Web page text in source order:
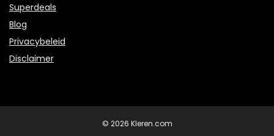
Superdeals
Blog
Privacybeleid
Disclaimer
© 2026 Kleren.com